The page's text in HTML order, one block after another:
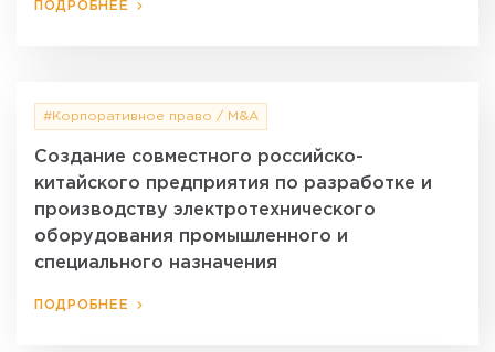
ПОДРОБНЕЕ
#Корпоративное право / M&A
Создание совместного российско-
китайского предприятия по разработке и
производству электротехнического
оборудования промышленного и
специального назначения
ПОДРОБНЕЕ